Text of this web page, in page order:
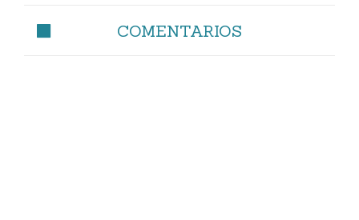
COMENTARIOS